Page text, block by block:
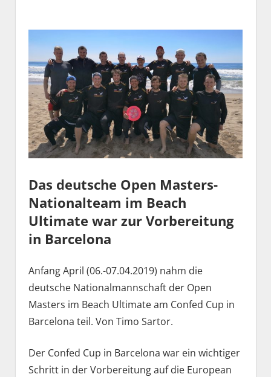
Das deutsche Open Masters-
Nationalteam im Beach
Ultimate war zur Vorbereitung
in Barcelona
Anfang April (06.-07.04.2019) nahm die
deutsche Nationalmannschaft der Open
Masters im Beach Ultimate am Confed Cup in
Barcelona teil. Von Timo Sartor.
Der Confed Cup in Barcelona war ein wichtiger
Schritt in der Vorbereitung auf die European